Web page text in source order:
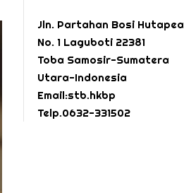
Jln. Partahan Bosi Hutapea
No. 1 Laguboti 22381
Toba Samosir-Sumatera
Utara-Indonesia
Email:stb.hkbp
Telp.0632-331502